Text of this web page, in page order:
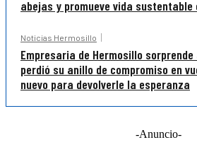
abejas y promueve vida sustentable
Noticias Hermosillo
Empresaria de Hermosillo
perdió su anillo de compromiso en
nuevo para devolverle la esperanza
-Anuncio-